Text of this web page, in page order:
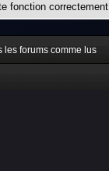
fonction
les forums comme lus